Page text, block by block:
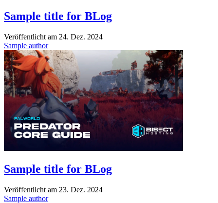
Sample title for BLog
Veröffentlicht am 24. Dez. 2024
Sample author
Sample title for BLog
Veröffentlicht am 23. Dez. 2024
Sample author